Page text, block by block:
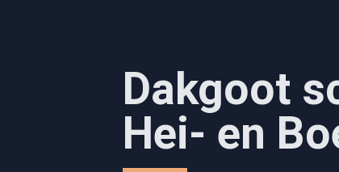
Dakgoot
Hei- en